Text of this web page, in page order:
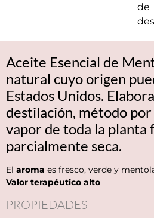
de
Aceite Esencial de
natural cuyo origen
Estados Unidos.
destilación, método
vapor de toda la planta
parcialmente seca.
El aroma es fresco, verde y
Valor terapéutico alto
PROPIEDADES